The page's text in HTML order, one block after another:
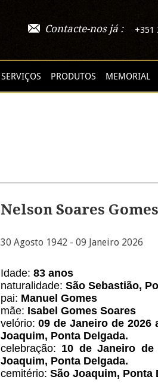
Contacte-nos já : +351
SERVIÇOS PRODUTOS MEMORIAL
Nelson Soares Gomes
30 Agosto 1942 - 09 Janeiro 2026
Idade: 83 anos
naturalidade: São Sebastião,
pai: Manuel Gomes
mãe: Isabel Gomes Soares
velório: 09 de Janeiro de 2026
Joaquim, Ponta Delgada.
celebração: 10 de Janeiro de
Joaquim, Ponta Delgada.
cemitério: São Joaquim, Ponta